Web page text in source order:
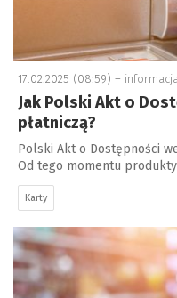
17.02.2025 (08:59) –
Jak Polski Akt o
płatniczą?
Polski Akt o Dostępności
Od tego momentu
Karty
a